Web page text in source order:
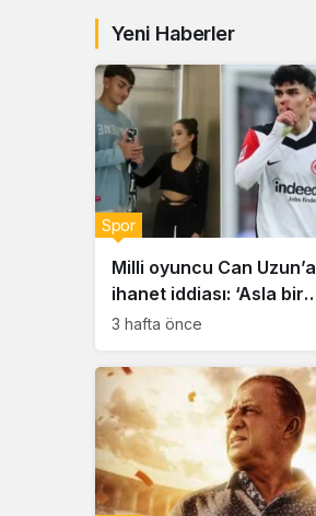
Yeni Haberler
Milli oyuncu Can Uzun’a
ihanet iddiası: ‘Asla bir
erkeğe bağımlı olmayın’
Spor
3 hafta önce